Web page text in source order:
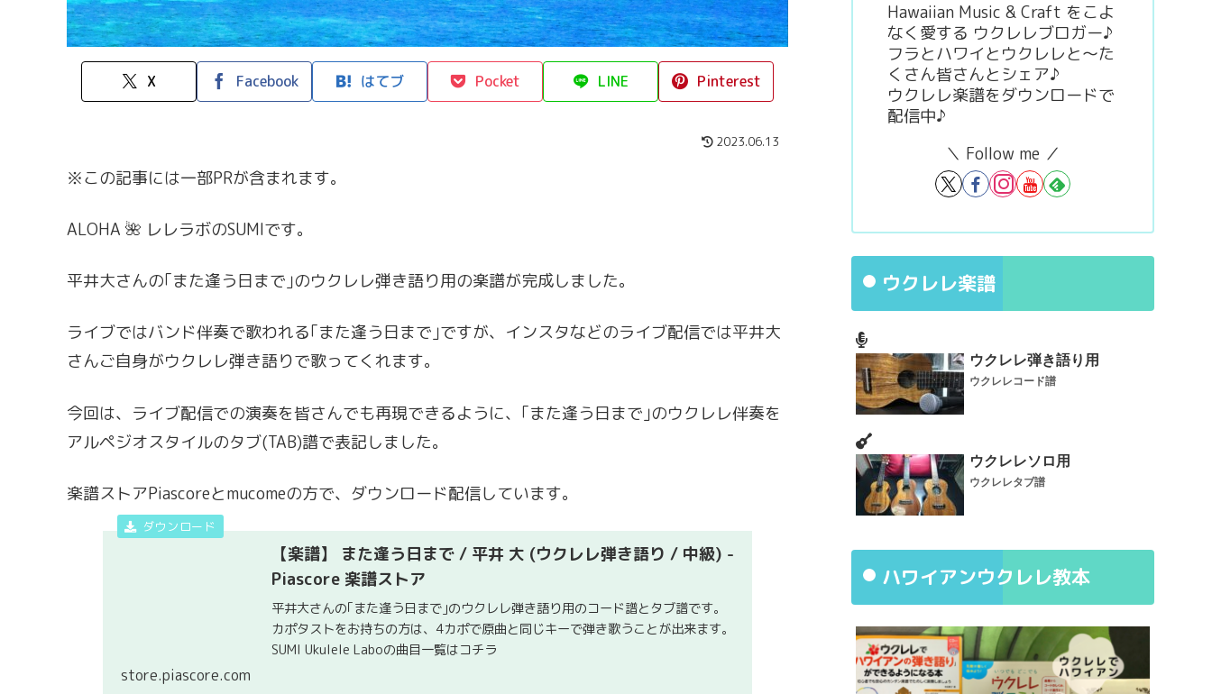
X Facebook はてブ Pocket LINE Pinterest
2023.06.13
※この記事には一部PRが含まれます。
ALOHA 🌺 レレラボのSUMIです。
平井大さんの｢また逢う日まで｣のウクレレ弾き語り用の楽譜が完成しました。
ライブではバンド伴奏で歌われる｢また逢う日まで｣ですが、インスタなどのライブ配信では平井大
さんご自身がウクレレ弾き語りで歌ってくれます。
今回は、ライブ配信での演奏を皆さんでも再現できるように、｢また逢う日まで｣のウクレレ伴奏を
アルペジオスタイルのタブ(TAB)譜で表記しました。
楽譜ストアPiascoreとmucomeの方で、ダウンロード配信しています。
【楽譜】 また逢う日まで / 平井 大 (ウクレレ弾き語り / 中級) -
Piascore 楽譜ストア
平井大さんの｢また逢う日まで｣のウクレレ弾き語り用のコード譜とタブ譜です。
カポタストをお持ちの方は、4カポで原曲と同じキーで弾き歌うことが出来ます。
SUMI Ukulele Laboの曲目一覧はコチラ
store.piascore.com
Hawaiian Music & Craft をこよ
なく愛する ウクレレブロガー♪
フラとハワイとウクレレと～た
くさん皆さんとシェア♪
ウクレレ楽譜をダウンロードで
配信中♪
＼ Follow me ／
ウクレレ楽譜
ウクレレ弾き語り用
ウクレレコード譜
ウクレレソロ用
ウクレレタブ譜
ハワイアンウクレレ教本